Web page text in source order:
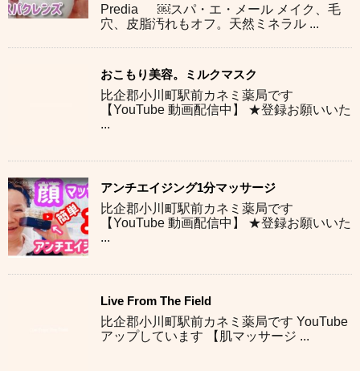
Predia ￼スパ・エ・メール メイク、毛
穴、皮脂汚れもオフ。天然ミネラル ...
おこもり美容。ミルクマスク
比企郡小川町駅前カネミ薬局です
【YouTube 動画配信中】 ★登録お願いいた
...
アンチエイジング1分マッサージ
比企郡小川町駅前カネミ薬局です
【YouTube 動画配信中】 ★登録お願いいた
...
Live From The Field
比企郡小川町駅前カネミ薬局です YouTube
アップしています 【肌マッサージ ...